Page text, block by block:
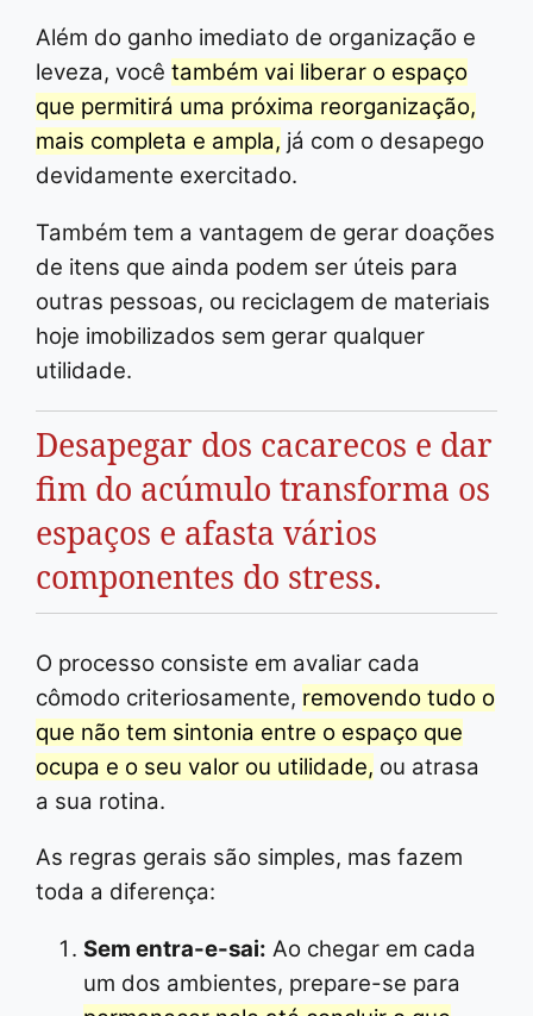
Além do ganho imediato de organização e
leveza, você também vai liberar o espaço
que permitirá uma próxima reorganização,
mais completa e ampla, já com o desapego
devidamente exercitado.
Também tem a vantagem de gerar doações
de itens que ainda podem ser úteis para
outras pessoas, ou reciclagem de materiais
hoje imobilizados sem gerar qualquer
utilidade.
Desapegar dos cacarecos e dar
fim do acúmulo transforma os
espaços e afasta vários
componentes do stress.
O processo consiste em avaliar cada
cômodo criteriosamente, removendo tudo o
que não tem sintonia entre o espaço que
ocupa e o seu valor ou utilidade, ou atrasa
a sua rotina.
As regras gerais são simples, mas fazem
toda a diferença:
Sem entra-e-sai: Ao chegar em cada
um dos ambientes, prepare-se para